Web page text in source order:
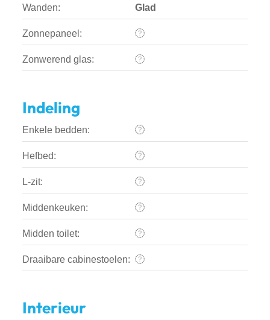
Wanden: Glad
Zonnepaneel:
Zonwerend glas:
Indeling
Enkele bedden:
Hefbed:
L-zit:
Middenkeuken:
Midden toilet:
Draaibare cabinestoelen:
Interieur